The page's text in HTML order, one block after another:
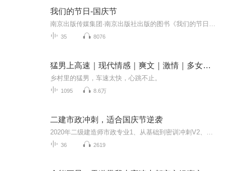
我们的节日-国庆节
35 8076
猛男上高速｜现代情感｜爽文｜激情｜多女主｜车速太
乡村里的猛男，车速太快，心跳不止。
1095 8.6万
二建市政冲刺，适合国庆节逆袭
36 2619